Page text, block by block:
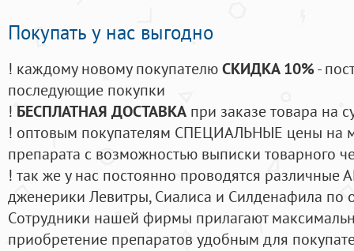
Покупать у нас выгодно
! каждому новому покупателюСКИДКА 10%-
последующие покупки
! БЕСПЛАТНАЯ ДОСТАВКА при заказе товара на
! оптовым покупателям СПЕЦИАЛЬНЫЕ цены на
препарата с возможностью выписки товарного
! так же у нас постоянно проводятся
дженерики Левитры, Сиалиса и Силденафила по
Cотрудники нашей фирмы прилагают
приобретение препаратов удобным для